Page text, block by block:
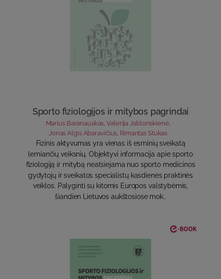
Sporto fiziologijos ir mitybos pagrindai
Marius Baranauskas,Valerija Jablonskienė,
Jonas Algis Abaravičius Rimantas Stukas
Fizinis aktyvumas yra vienas iš esminių sveikatą
lemiančių veiksnių. Objektyvi informacija apie sporto
fiziologiją ir mitybą neatsiejama nuo sporto medicinos
gydytojų ir sveikatos specialistų kasdienės praktinės
veiklos. Palyginti su kitomis Europos valstybėmis,
šiandien Lietuvos aukštosiose mok..